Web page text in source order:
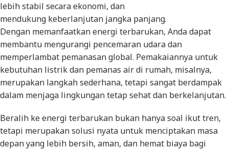
lebih stabil secara ekonomi, dan
mendukung keberlanjutan jangka panjang.
Dengan memanfaatkan energi terbarukan, Anda dapat
membantu mengurangi pencemaran udara dan
memperlambat pemanasan global. Pemakaiannya untuk
kebutuhan listrik dan pemanas air di rumah, misalnya,
merupakan langkah sederhana, tetapi sangat berdampak
dalam menjaga lingkungan tetap sehat dan berkelanjutan.
Beralih ke energi terbarukan bukan hanya soal ikut tren,
tetapi merupakan solusi nyata untuk menciptakan masa
depan yang lebih bersih, aman, dan hemat biaya bagi